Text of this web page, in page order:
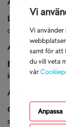
Vi
Vi
samt för att
du vill veta
vår
Anpassa
Avsnitt 5:
Lisa Borg
och sonenAnton
Avsnitt 6:
Björn Gustafsson
kompisen Oscar
Avsnitt 7:
Gry Forsselloch
sonen Hector